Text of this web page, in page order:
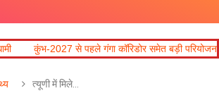
से पहले गंगा कॉरिडोर समेत बड़ी परियोजनाओं में तेजी
त्यूणी में मिले…